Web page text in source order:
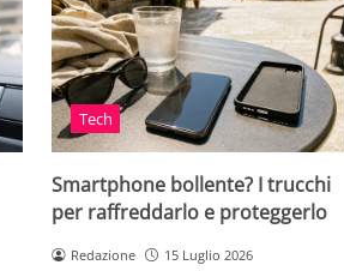
Tech
Smartphone bollente? I trucchi
per raffreddarlo e proteggerlo
Redazione 15 Luglio 2026